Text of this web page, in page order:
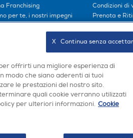
Franchising
per te, i nostri impegni
AI
Condizioni di
Prenota e
Diritto di
Prezzi e
Finanziamenti
Compra ora
Consegna e
Seguici sui
offrirti una migliore esperienza di
modo che siano aderenti ai tuoi
le prestazioni del nostro sito.
quali cookie verranno utilizzati
per ulteriori informazioni. Cookie
X   Continua senza